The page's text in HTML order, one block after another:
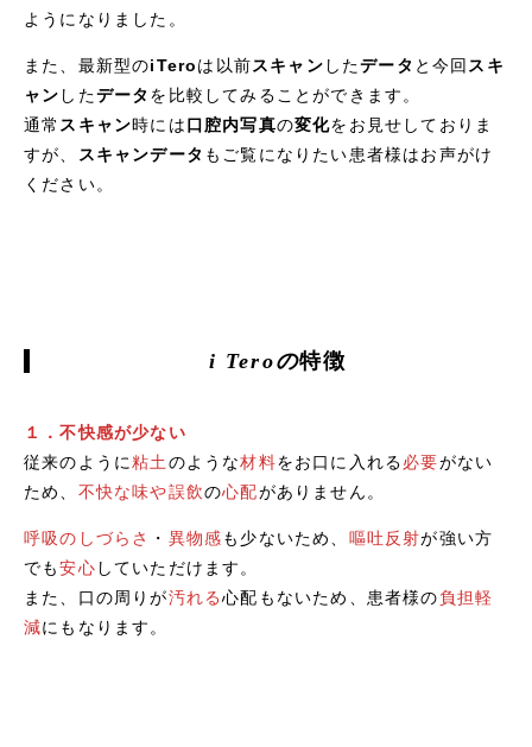
ようになりました。
また、最新型のiTeroは以前スキャン したデータ と今回 スキ
ャン したデータ を比較してみることができます。
通常 スキャン時には口腔内写真の変化をお見せしておりま
すが、
スキャンデータ もご覧になりたい患者様はお声がけ
ください。
i Teroの特徴
１．不快感が少ない
従来のように粘土のような材料をお口に入れる必要がない
ため、 不快な味や誤飲の心配がありません。
呼吸のしづらさ ・ 異物感も少ないため、 嘔吐反射が強い方
でも安心 していただけます。
また、口の周りが汚れる心配もないため、患者様の負担軽
減にもなります。